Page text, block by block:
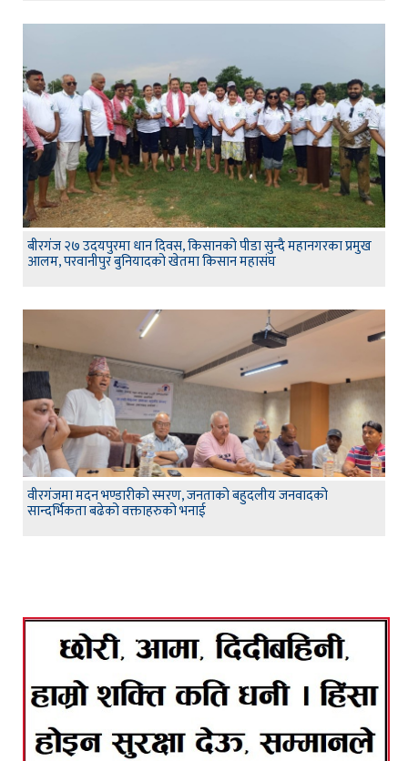
बीरगंज २७ उदयपुरमा धान दिवस, किसानको पीडा सुन्दै महानगरका प्रमुख
आलम, परवानीपुर बुनियादको खेतमा किसान महासंघ
वीरगंजमा मदन भण्डारीको स्मरण, जनताको बहुदलीय जनवादको
सान्दर्भिकता बढेको वक्ताहरुको भनाई